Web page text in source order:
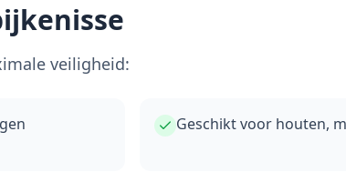
veiligheid:
Geschikt voor houten,